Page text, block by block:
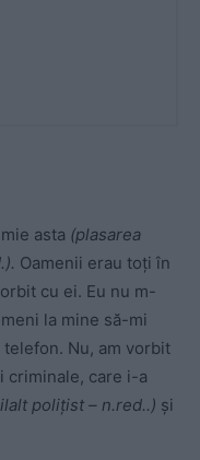
asta (plasarea
Oamenii erau toţi în
cu ei. Eu nu m-
la mine să-mi
Nu, am vorbit
criminale, care i-a
poliţist – n.red..) şi